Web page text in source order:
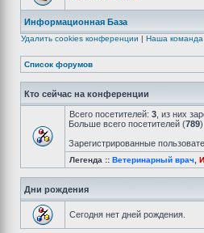
Информационная База
Удалить cookies конференции | Наша команда
Список форумов
Кто сейчас на конференции
Всего посетителей: 3 , из них
Больше всего посетителей (789
Зарегистрированные
Легенда :: Ветеринарный врач
Дни рождения
Сегодня нет дней рождения.